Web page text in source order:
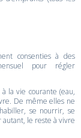
consenties à des
pour régler
la vie courante (eau,
De même elles ne
se nourrir, se
autant, le reste à vivre